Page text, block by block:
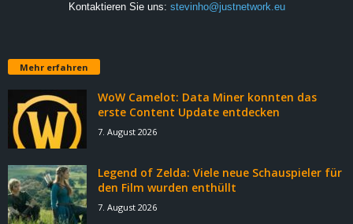
Kontaktieren Sie uns: stevinho@justnetwork.eu
Mehr erfahren
WoW Camelot: Data Miner konnten das
erste Content Update entdecken
7. August 2026
Legend of Zelda: Viele neue Schauspieler für
den Film wurden enthüllt
7. August 2026